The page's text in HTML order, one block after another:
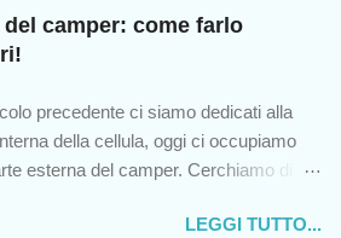
di intraprendere questa scelta di vita, in
o permanente. Sebbene
noto che oggi sono sorti numerosi
riguardo, e come sempre accade in
situazioni, la qualità lascia molto a
Sicché, sulla scorta di quella che
camper: come farlo
precedente ci siamo dedicati alla
della cellula, oggi ci occupiamo
esterna del camper. Cerchiamo di
laveremo il camper, tanto più agevole
LEGGI TUTTO...